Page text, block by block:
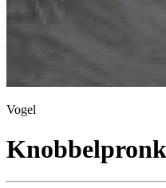
Vogel